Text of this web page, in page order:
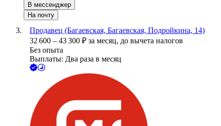
В мессенджер
На почту
Продавец (Багаевская, Багаевская, Подройкина, 14)
32 600 – 43 300 ₽ за месяц, до вычета налогов
Без опыта
Выплаты: Два раза в месяц